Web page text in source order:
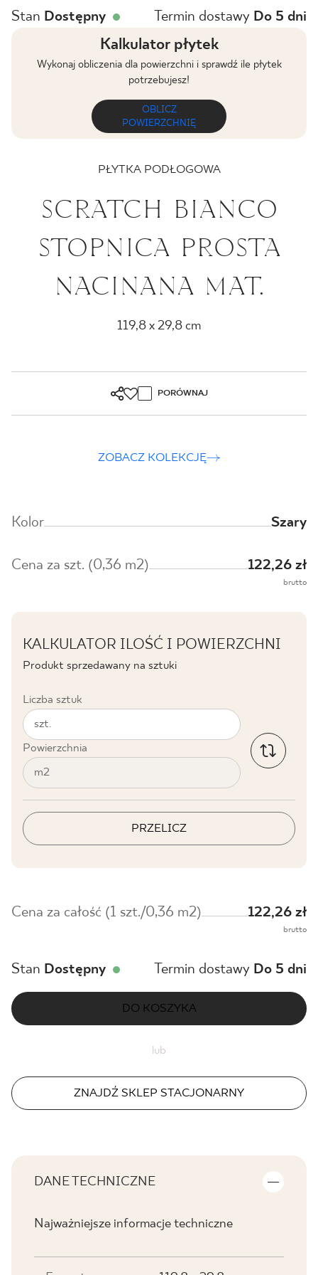
BLOG
GDZIE KUPIĆ
O NAS
KONTAKT
PL EN SK DE UK RU
Stan Dostępny Termin dostawy Do 5 dni
Kalkulator płytek
Wykonaj obliczenia dla powierzchni i sprawdź ile płytek
potrzebujesz!
OBLICZ
POWIERZCHNIĘ
PŁYTKA PODŁOGOWA
SCRATCH BIANCO
STOPNICA PROSTA
NACINANA MAT.
119,8 x 29,8 cm
PORÓWNAJ
ZOBACZ KOLEKCJĘ
Kolor Szary
Cena za szt. (0,36 m2) 122,26 zł
brutto
KALKULATOR ILOŚĆ I POWIERZCHNI
Produkt sprzedawany na sztuki
Liczba sztuk
szt.
Powierzchnia
m2
PRZELICZ
Cena za całość (1 szt./0,36 m2) 122,26 zł
brutto
Stan Dostępny Termin dostawy Do 5 dni
DO KOSZYKA
lub
ZNAJDŹ SKLEP STACJONARNY
DANE TECHNICZNE
Najważniejsze informacje techniczne